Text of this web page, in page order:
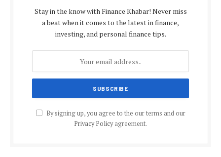
Stay in the know with Finance Khabar! Never miss
a beat when it comes to the latest in finance,
investing, and personal finance tips.
By signing up, you agree to the our terms and our
Privacy Policyagreement.